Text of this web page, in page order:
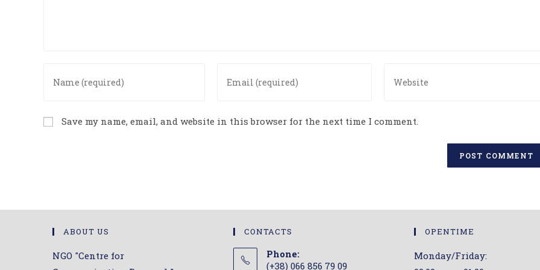
your
or
your
address
your
Save my name, email, and website in this browser for the next time I comment.
ABOUT US
NGO "Centre for
CONTACTS
Phone:
(+38) 066 856 79 09
OPENTIME
Monday/Friday: